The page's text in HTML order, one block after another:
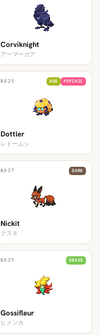
Corviknight
アーマーガア
№825 BUG PSYCHIC
Dottler
レドームシ
№827 DARK
Nickit
クスネ
№829 GRASS
Gossifleur
ヒメンカ